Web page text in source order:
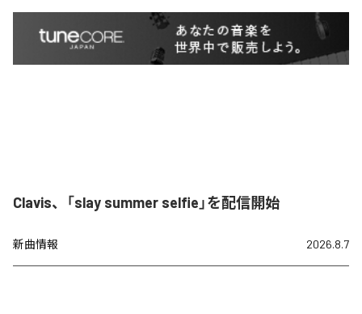
Clavis、「slay summer selfie」を配信開始
新曲情報 2026.8.7